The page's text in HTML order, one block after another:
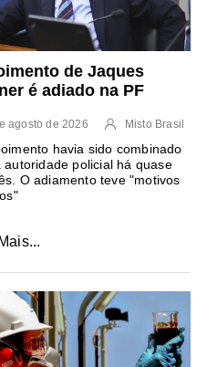
de Jaques
é adiado na PF
agosto de 2026 Misto Brasil
havia sido combinado
autoridade policial há quase
O adiamento teve "motivos